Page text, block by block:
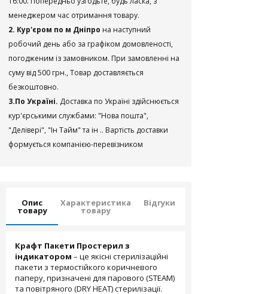
менеджером час отримання товару.
2. Кур'єром по м Дніпро на наступний
робочий день або за графіком домовленості,
погодженим із замовником. При замовленні на
суму від 500 грн., Товар доставляється
безкоштовно.
3.По Україні. Доставка по Україні здійснюється
кур'єрськими службами: "Нова пошта",
"Делівері", "Ін Тайм" та ін .. Вартість доставки
формується компанією-перевізником
Опис
товару
Характеристика
товару
Відгуки
Крафт Пакети Простерил з
індикатором – це якісні стерилізаційні
пакети з термостійкого коричневого
паперу, призначені для парового (STEAM)
та повітряного (DRY HEAT) стерилізації.